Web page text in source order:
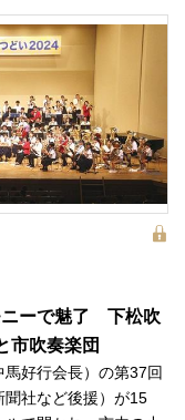
ニーで魅了 下松吹
市吹奏楽団
好行会長）の第37回
社など後援）が15